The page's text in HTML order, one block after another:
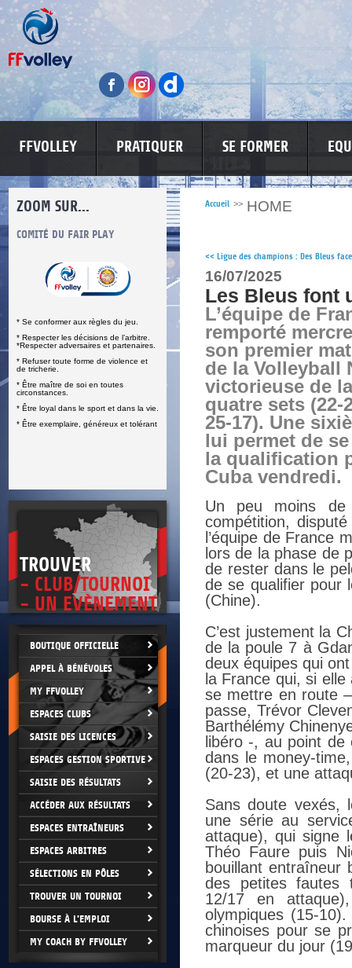
FFVOLLEY PRATIQUER SE FORMER
ZOOM SUR...
COMITÉ DU FAIR PLAY
* Se conformer aux règles du jeu.
* Respecter les décisions de l’arbitre.
*Respecter adversaires et partenaires.
* Refuser toute forme de violence et
de tricherie.
* Être maître de soi en toutes
circonstances.
* Être loyal dans le sport et dans la vie.
* Être exemplaire, généreux et tolérant
LUTTE CONTRE LES VIOLENCES
TROUVER
- CLUB/TOURNOI
- UN EVÈNEMENT
BOUTIQUE OFFICIELLE
APPEL À BÉNÉVOLES
MY FFVOLLEY
ESPACES CLUBS
SAISIE DES LICENCES
ESPACES GESTION SPORTIVE
SAISIE DES RÉSULTATS
ACCÉDER AUX RÉSULTATS
ESPACES ENTRAÎNEURS
ESPACES ARBITRES
SÉLECTIONS EN PÔLES
TROUVER UN TOURNOI
BOURSE À L'EMPLOI
MY COACH BY FFVOLLEY
Accueil >> HOME
<< Ligue des champions : Des Bleus
16/07/2025
Les Bleus font
L’équipe de
remporté
son premier
de la Volleyball
victorieuse de
quatre sets (22-
25-17). Une
lui permet de
la qualification
Cuba vendredi.
Un peu moins de
compétition,
l’équipe de France
lors de la phase de
de rester dans le
de se qualifier pour
(Chine).
C’est justement la
de la poule 7 à
deux équipes qui
la France qui, si
se mettre en route
passe, Trévor
Barthélémy
libéro -, au point
dans le money-
(20-23), et une
Sans doute vexés,
une série au
attaque), qui signe
Théo Faure puis
bouillant entraîneur
des petites fautes
12/17 en attaque),
olympiques (15-
chinoises pour se
marqueur du jour